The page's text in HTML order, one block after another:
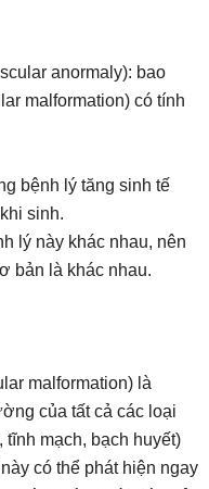
anormaly): bao
malformation) có tính
bệnh lý tăng sinh tế
sinh.
lý này khác nhau, nên
bản là khác nhau.
malformation) là
của tất cả các loại
tĩnh mạch, bạch huyết)
có thể phát hiện ngay